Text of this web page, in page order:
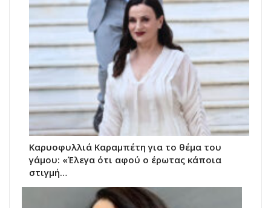
Καρυοφυλλιά Καραμπέτη για το θέμα του
γάμου: «Έλεγα ότι αφού ο έρωτας κάποια
στιγμή…